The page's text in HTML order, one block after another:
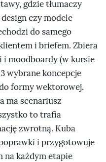
gdzie tłumaczy
czy modele
do samego
i briefem. Zbiera
i moodboardy (w kursie
wybrane koncepcje
formy wektorowej.
ma scenariusz
to trafia
zwrotną. Kuba
i przygotowuje
na każdym etapie